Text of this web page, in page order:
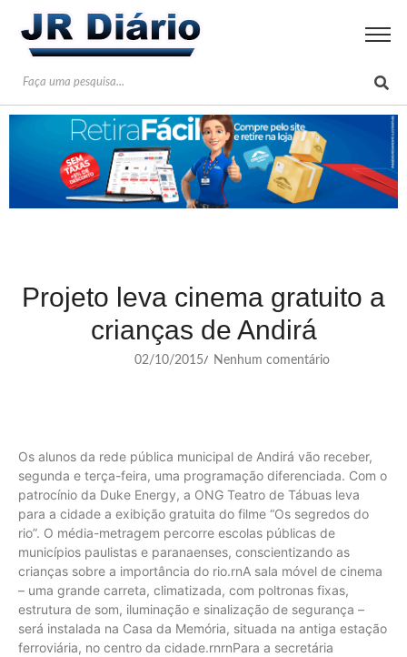
Projeto leva cinema gratuito a
crianças de Andirá
02/10/2015/ Nenhum comentário
Os alunos da rede pública municipal de Andirá vão receber,
segunda e terça-feira, uma programação diferenciada. Com o
patrocínio da Duke Energy, a ONG Teatro de Tábuas leva
para a cidade a exibição gratuita do filme “Os segredos do
rio”. O média-metragem percorre escolas públicas de
municípios paulistas e paranaenses, conscientizando as
crianças sobre a importância do rio.rnA sala móvel de cinema
– uma grande carreta, climatizada, com poltronas fixas,
estrutura de som, iluminação e sinalização de segurança –
será instalada na Casa da Memória, situada na antiga estação
ferroviária, no centro da cidade.rnrnPara a secretária